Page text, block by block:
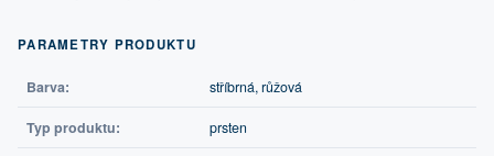
PARAMETRY PRODUKTU
Barva: stříbrná, růžová
Typ produktu: prsten